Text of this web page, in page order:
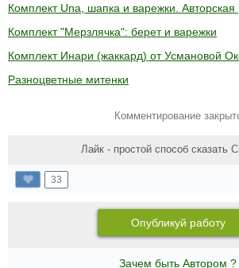
Комплект Una, шапка и варежки.
Комплект "Мерзлячка": берет и варежки
Комплект Инари (жаккард) от Усмановой
Разноцветные митенки
Комментирование
Лайк - простой способ сказать
33
Опубликуй работу
Зачем быть Автором ?